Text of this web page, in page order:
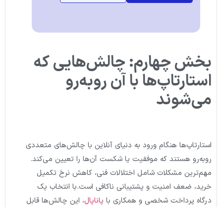
بخش چهارم: چالش‌هایی که
استارتاپ‌ها با آن روبه‌رو
می‌شوند
استارتاپ‌ها هنگام ورود به دنیای آنلاین با چالش‌های متعددی
روبه‌رو هستند که موفقیت یا شکست آن‌ها را تعیین می‌کند.
مهم‌ترین مشکلات شامل اختلالات فنی، کاهش نرخ تکمیل
خرید، ضعف امنیت و پشتیبانی ناکافی است.با انتخاب یک
درگاه پرداخت شخصی و همکاری با پاناپال، این چالش‌ها قابل